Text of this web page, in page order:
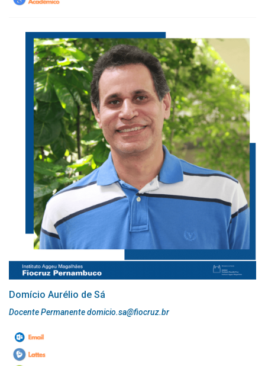
Domício Aurélio de Sá
Docente Permanente domicio.sa@fiocruz.br